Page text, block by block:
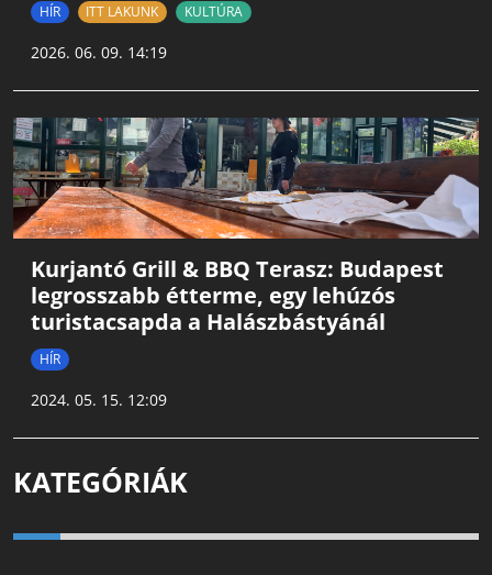
HÍR ITT LAKUNK KULTÚRA
2026. 06. 09. 14:19
Kurjantó Grill & BBQ Terasz: Budapest
legrosszabb étterme, egy lehúzós
turistacsapda a Halászbástyánál
HÍR
2024. 05. 15. 12:09
KATEGÓRIÁK